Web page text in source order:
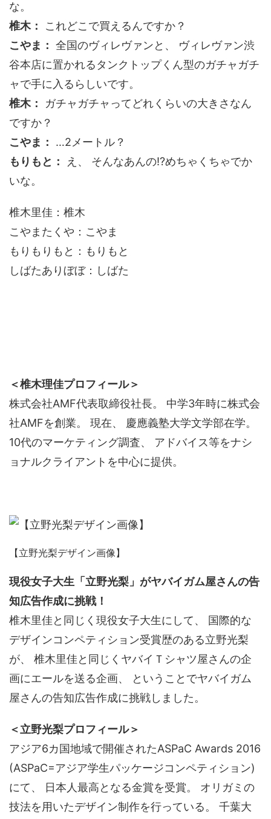
な。
椎木：
これどこで買えるんですか？
こやま： 全国のヴィレヴァンと、 ヴィレヴァン渋
谷本店に置かれるタンクトップくん型のガチャガチ
ャで手に入るらしいです。
椎木：
ガチャガチャってどれくらいの大きさなん
ですか？
こやま：
…2メートル？
もりもと：
え、 そんなあんの!?めちゃくちゃでか
いな。
椎木里佳：椎木
こやまたくや：こやま
もりもりもと：もりもと
しばたありぼぼ：しばた
＜椎木理佳プロフィール＞
株式会社AMF代表取締役社長。 中学3年時に株式会
社AMFを創業。 現在、 慶應義塾大学文学部在学。
10代のマーケティング調査、 アドバイス等をナシ
ョナルクライアントを中心に提供。
【立野光梨デザイン画像】
現役女子大生「立野光梨」がヤバイガム屋さんの告
知広告作成に挑戦！
椎木里佳と同じく現役女子大生にして、 国際的な
デザインコンペティション受賞歴のある立野光梨
が、 椎木里佳と同じくヤバイＴシャツ屋さんの企
画にエールを送る企画、 ということでヤバイガム
屋さんの告知広告作成に挑戦しました。
＜立野光梨プロフィール＞
アジア6カ国地域で開催されたASPaC Awards 2016
(ASPaC=アジア学生パッケージコンペティション)
にて、 日本人最高となる金賞を受賞。 オリガミの
技法を用いたデザイン制作を行っている。 千葉大